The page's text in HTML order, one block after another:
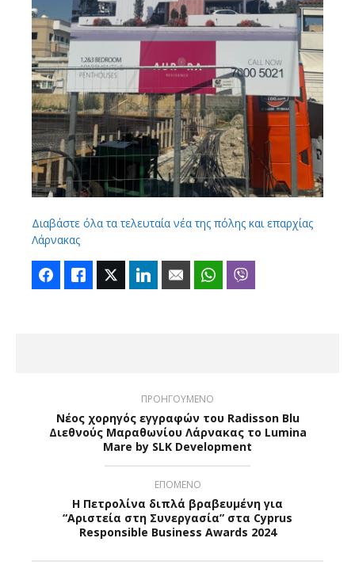
Διαβάστε όλα τα τελευταία νέα της πόλης και επαρχίας
Λάρνακας
FacebookLike Twitter LinkedIn Email WhatsApp
ΠΡΟΗΓΟΥΜΕΝΟ
Νέος χορηγός εγγραφών του Radisson Blu
Διεθνούς Μαραθωνίου Λάρνακας το Lumina
Mare by SLK Development
ΕΠΟΜΕΝΟ
Η Πετρολίνα διπλά βραβευμένη για
“Αριστεία στη Συνεργασία” στα Cyprus
Responsible Business Awards 2024